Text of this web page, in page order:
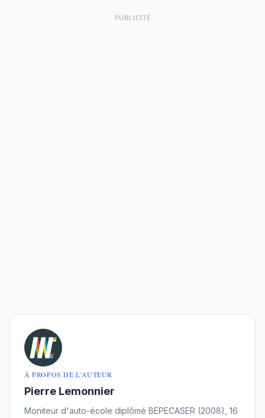
PUBLICITÉ
À PROPOS DE L'AUTEUR
Pierre Lemonnier
Moniteur d'auto-école diplômé BEPECASER (2008), 16